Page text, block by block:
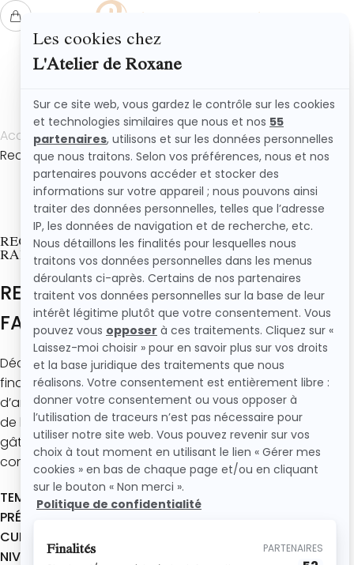
L'ATELIER DE ROXANE
Accueil Recettes
Recette financiers framboises facile et rapide
RECETTE FINANCIERS FRAMBOISES FACILE ET
RAPIDE
RECETTE FINANCIERS FRAMBOISES
FACILE ET RAPIDE
Découvre ma recette facile et rapide de financiers. Les
financiers sont des petits gâteaux au goût intense
d’amande avec une touche de framboise qui apportera
de l’acidité et de la légèreté aux financiers. Ces petits
gâteaux seront dévorés très rapidement, au goûter
comme au dessert, par les enfants et les adultes !
TEMPS TOTAL :
30 min
PRÉPARATION :
CUISSON :
NIVEAU :